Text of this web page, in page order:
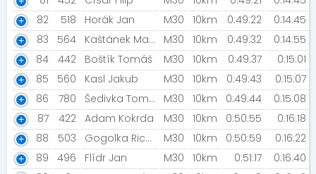
82
518 Horák Jan M30 10km 0:49:22
0:14:45
83
564 Kaštánek Martin M30 10km 0:49:32
0:14:55
84
442 Boštík Tomáš M30 10km 0:49:37
0:15:01
85
560 Kasl Jakub M30 10km 0:49:43
0:15:07
86
780 Šedivka Tomáš M30 10km 0:49:44
0:15:08
87
422 Adam Kokrda M30 10km 0:50:55
0:16:18
88
503 Gogolka Richard M30 10km 0:50:59
0:16:22
89
496 Flídr Jan M30 10km 0:51:17
0:16:40